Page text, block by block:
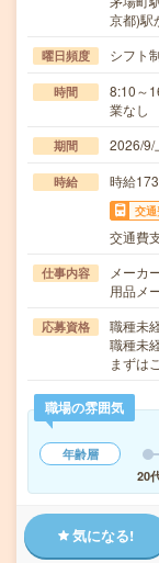
京都)駅
曜日頻度 シフト
時間
8:10～
業なし
期間 2026/
時給 時給
交
交通費
仕事内容
メーカ
用品メ
応募資格
職種未
職種未
まずは
職場の雰囲気
年齢層
20
気になる!